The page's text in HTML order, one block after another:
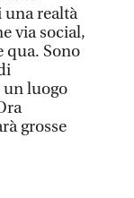
una realtà
via social,
qua. Sono
un luogo
grosse